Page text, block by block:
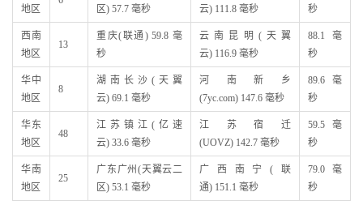
地区
区) 57.7 毫秒
云) 111.8 毫秒
秒
西南
地区
13
重庆(联通) 59.8 毫
秒
云南昆明(天翼
云) 116.9 毫秒
88.1 毫
秒
华中
地区
8
湖南长沙(天翼
云) 69.1 毫秒
河南新乡
(7yc.com) 147.6 毫秒
89.6 毫
秒
华东
地区
48
江苏镇江(亿速
云) 33.6 毫秒
江苏宿迁
(UOVZ) 142.7 毫秒
59.5 毫
秒
华南
地区
25
广东广州(天翼云二
区) 53.1 毫秒
广西南宁(联
通) 151.1 毫秒
79.0 毫
秒